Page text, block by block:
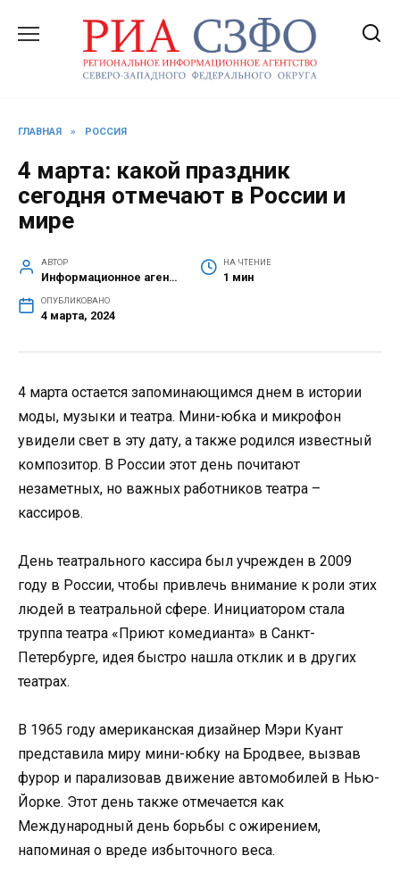
содержанию
ГЛАВНАЯ » РОССИЯ
4 марта: какой праздник
сегодня отмечают в России и
мире
АВТОР
Информационное агентство СЗФО
НА ЧТЕНИЕ
1 мин
ОПУБЛИКОВАНО
4 марта, 2024
4 марта остается запоминающимся днем в истории
моды, музыки и театра. Мини-юбка и микрофон
увидели свет в эту дату, а также родился известный
композитор. В России этот день почитают
незаметных, но важных работников театра –
кассиров.
День театрального кассира был учрежден в 2009
году в России, чтобы привлечь внимание к роли этих
людей в театральной сфере. Инициатором стала
труппа театра «Приют комедианта» в Санкт-
Петербурге, идея быстро нашла отклик и в других
театрах.
В 1965 году американская дизайнер Мэри Куант
представила миру мини-юбку на Бродвее, вызвав
фурор и парализовав движение автомобилей в Нью-
Йорке. Этот день также отмечается как
Международный день борьбы с ожирением,
напоминая о вреде избыточного веса.